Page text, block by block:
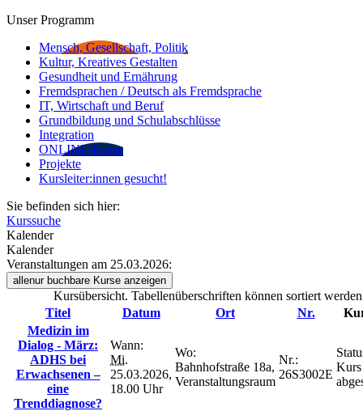
Unser Programm
Mensch, Gesellschaft, Politik
Kultur, Kreatives Gestalten
Gesundheit und Ernährung
Fremdsprachen / Deutsch als Fremdsprache
IT, Wirtschaft und Beruf
Grundbildung und Schulabschlüsse
Integration
ONLINE-Kurse
Projekte
Kursleiter:innen gesucht!
Sie befinden sich hier:
Kurssuche
Kalender
Kalender
Veranstaltungen am 25.03.2026:
allenur buchbare Kurse anzeigen
Kursübersicht. Tabellenüberschriften können sortiert
Titel
Datum Ort Nr.
Medizin im
Dialog - März:
ADHS bei
Erwachsenen –
eine
Trenddiagnose?
Wann:
Mi.
25.03.2026,
18.00 Uhr
Wo:
Bahnhofstraße 18a,
Veranstaltungsraum
Nr.:
26S3002E
Kurs